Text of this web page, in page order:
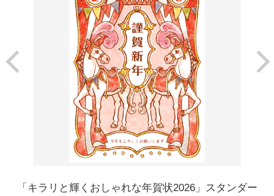
「キラリと輝くおしゃれな年賀状2026」スタンダー